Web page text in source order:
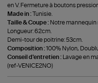
en V. Fermeture à boutons
Made in :Tunisie.
Taille & Coupe : Notre mannequin
Longueur: 62cm.
Demi-tour de poitrine: 53cm.
Composition :100% Nylon,
Conseil d'entretien :
Lavage en
(ref-VENICE2NO)